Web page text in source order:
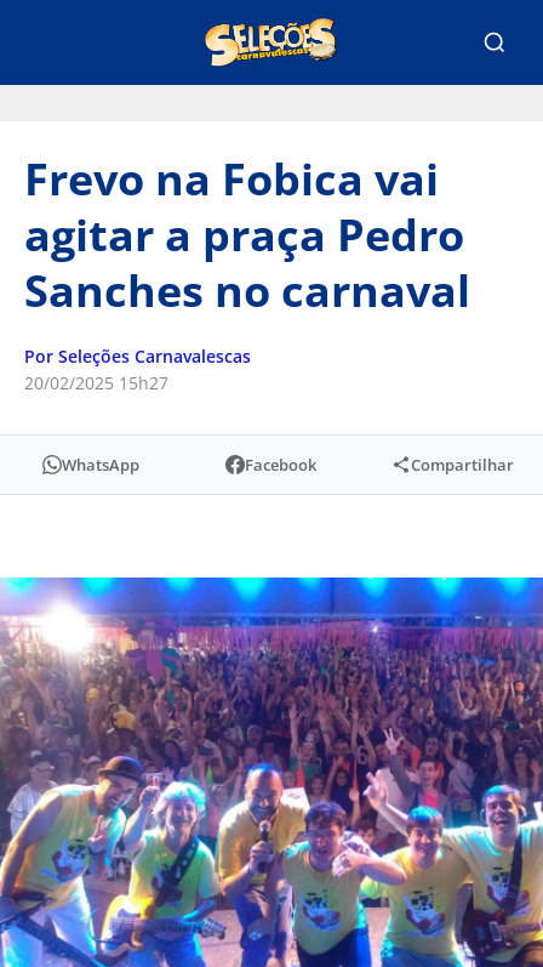
Frevo na Fobica vai
agitar a praça Pedro
Sanches no carnaval
Por Seleções Carnavalescas
20/02/2025 15h27
WhatsApp Facebook Compartilhar